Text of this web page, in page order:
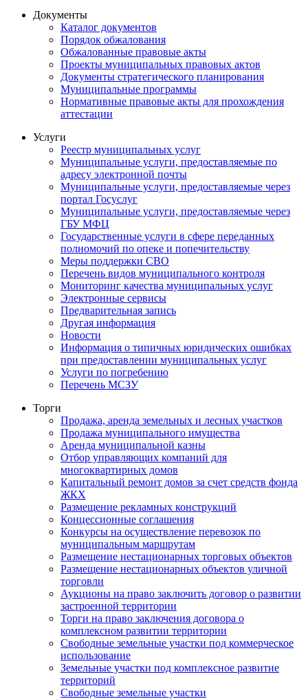
Документы
Каталог документов
Порядок обжалования
Обжалованные правовые акты
Проекты муниципальных правовых актов
Документы стратегического планирования
Муниципальные программы
Нормативные правовые акты для прохождения
аттестации
Услуги
Реестр муниципальных услуг
Муниципальные услуги, предоставляемые по
адресу электронной почты
Муниципальные услуги, предоставляемые через
портал Госуслуг
Муниципальные услуги, предоставляемые через
ГБУ МФЦ
Государственные услуги в сфере переданных
полномочий по опеке и попечительству
Меры поддержки СВО
Перечень видов муниципального контроля
Мониторинг качества муниципальных услуг
Электронные сервисы
Предварительная запись
Другая информация
Новости
Информация о типичных юридических ошибках
при предоставлении муниципальных услуг
Услуги по погребению
Перечень МСЗУ
Торги
Продажа, аренда земельных и лесных участков
Продажа муниципального имущества
Аренда муниципальной казны
Отбор управляющих компаний для
многоквартирных домов
Капитальный ремонт домов за счет средств фонда
ЖКХ
Размещение рекламных конструкций
Концессионные соглашения
Конкурсы на осуществление перевозок по
муниципальным маршрутам
Размещение нестационарных торговых объектов
Размещение нестационарных объектов уличной
торговли
Аукционы на право заключить договор о развитии
застроенной территории
Торги на право заключения договора о
комплексном развитии территории
Свободные земельные участки под коммерческое
использование
Земельные участки под комплексное развитие
территорий
Свободные земельные участки